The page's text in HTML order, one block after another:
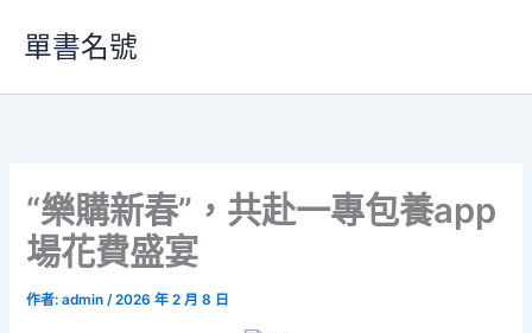
要
單書名號
“樂購新春”，共赴一專包養app
場花費盛宴
作者:admin/2026 年 2 月 8 日